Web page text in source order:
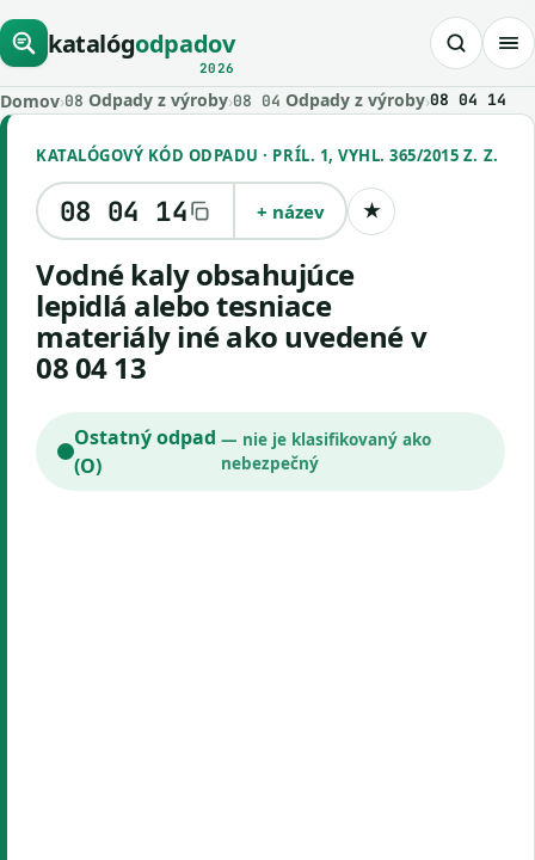
katalógodpadov
2026
Domov›08 Odpady z výroby›08 04 Odpady z výroby›08 04 14
KATALÓGOVÝ KÓD ODPADU · PRÍL. 1, VYHL. 365/2015 Z. Z.
08 04 14 + název ★Uložiť kód
vodné kaly obsahujúce
lepidlá alebo tesniace
materiály iné ako uvedené v
08 04 13
Ostatný odpad
(O)
— nie je klasifikovaný ako
nebezpečný